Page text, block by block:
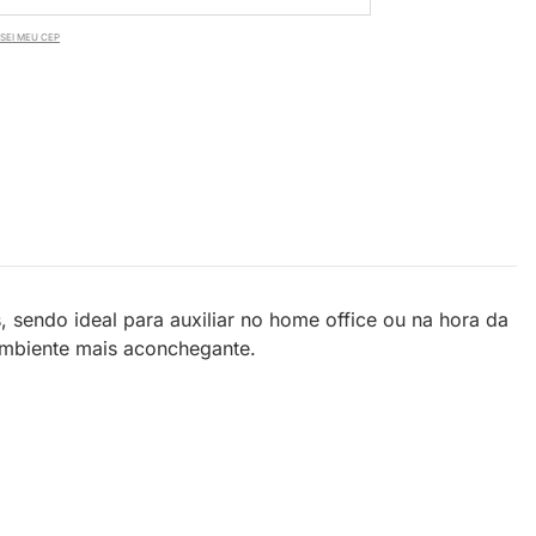
MEU CEP
ideal para auxiliar no home office ou na hora da
mais aconchegante.